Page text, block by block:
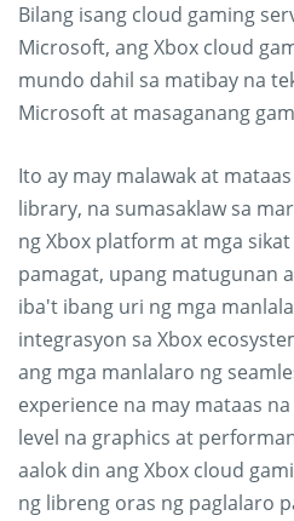
Bilang isang cloud gaming
Microsoft, ang Xbox cloud
mundo dahil sa matibay na
Microsoft at masaganang
Ito ay may malawak at
library, na sumasaklaw sa
ng Xbox platform at mga
pamagat, upang matugunan
iba't ibang uri ng mga
integrasyon sa Xbox
ang mga manlalaro ng
experience na may mataas
level na graphics at
aalok din ang Xbox cloud
ng libreng oras ng paglalaro